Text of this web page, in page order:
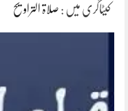
کیٹاگری میں : صلاۃ التراویح